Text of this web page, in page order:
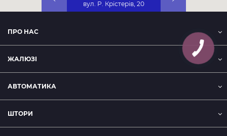
пошкодження під дією природних явищ або хімічних
пошкодження тканини будь-яким іншим способом.
вул. Р. Крістерів, 20
Набережна, 25А, 2-
ПРО НАС
ЖАЛЮЗІ
АВТОМАТИКА
ШТОРИ